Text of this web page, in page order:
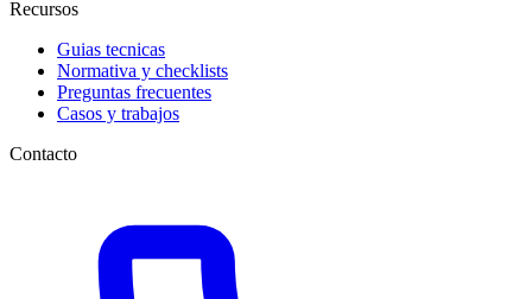
Recursos
Guias tecnicas
Normativa y checklists
Preguntas frecuentes
Casos y trabajos
Contacto